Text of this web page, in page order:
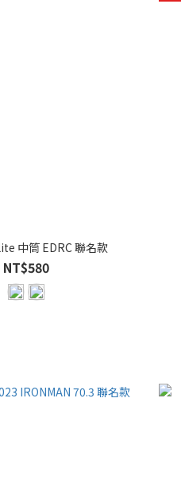
中筒 EDRC 聯名款
NT$580